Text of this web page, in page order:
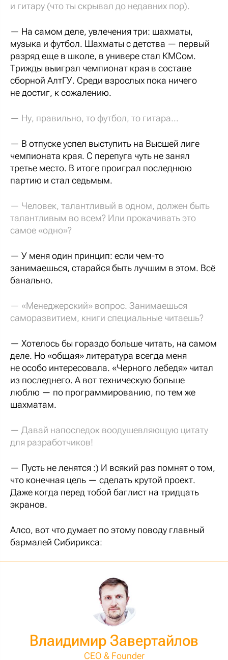
и гитару (что ты скрывал до недавних пор).
— На самом деле, увлечения три: шахматы,
музыка и футбол. Шахматы с детства — первый
разряд еще в школе, в универе стал КМСом.
Трижды выиграл чемпионат края в составе
сборной АлтГУ. Среди взрослых пока ничего
не достиг, к сожалению.
— Ну, правильно, то футбол, то гитара...
— В отпуске успел выступить на Высшей лиге
чемпионата края. С перепуга чуть не занял
третье место. В итоге проиграл последнюю
партию и стал седьмым.
— Человек, талантливый в одном, должен быть
талантливым во всем? Или прокачивать это
самое «одно»?
— У меня один принцип: если чем-то
занимаешься, старайся быть лучшим в этом. Всё
банально.
— «Менеджерский» вопрос. Занимаешься
саморазвитием, книги специальные читаешь?
— Хотелось бы гораздо больше читать, на самом
деле. Но «общая» литература всегда меня
не особо интересовала. «Черного лебедя» читал
из последнего. А вот техническую больше
люблю — по программированию, по тем же
шахматам.
— Давай напоследок воодушевляющую цитату
для разработчиков!
— Пусть не ленятся :) И всякий раз помнят о том,
что конечная цель — сделать крутой проект.
Даже когда перед тобой баглист на тридцать
экранов.
Алсо, вот что думает по этому поводу главный
бармалей Сибирикса:
Влаидимир Завертайлов
CEO & Founder